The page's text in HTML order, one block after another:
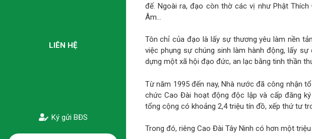
LIÊN HỆ
Ký gửi BĐS
đế. Ngoài ra, đạo còn thờ các vị như Phật Thích
Âm…
Tôn chỉ của đạo là lấy sự thương yêu làm nền
việc phụng sự chúng sinh làm hành động, lấy
dựng một xã hội đạo đức, an lạc bằng tinh thần
Từ năm 1995 đến nay, Nhà nước đã công nhận
chức Cao Đài hoạt động độc lập và cấp đăng
tổng cộng có khoảng 2,4 triệu tín đồ, xếp thứ tư
Trong đó, riêng Cao Đài Tây Ninh có hơn một